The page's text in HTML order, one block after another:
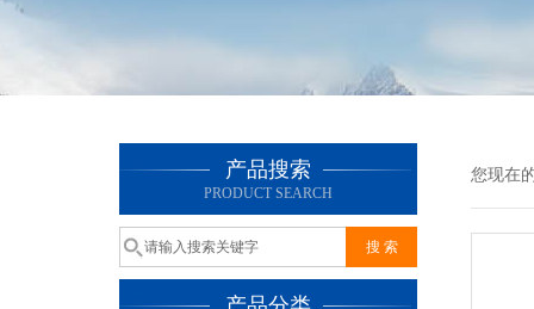
产品搜索
PRODUCT SEARCH
您现在